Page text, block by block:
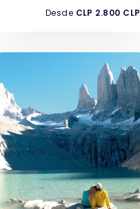
Desde CLP 2.800 CLP